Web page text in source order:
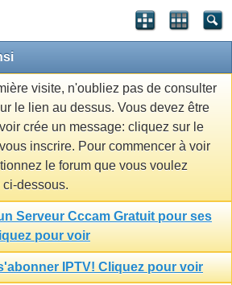
visite, n'oubliez pas de consulter
le lien au dessus. Vous devez être
crée un message: cliquez sur le
inscrire. Pour commencer à voir
le forum que vous voulez
dessous.
Serveur Cccam Gratuit pour ses
pour voir
IPTV! Cliquez pour voir